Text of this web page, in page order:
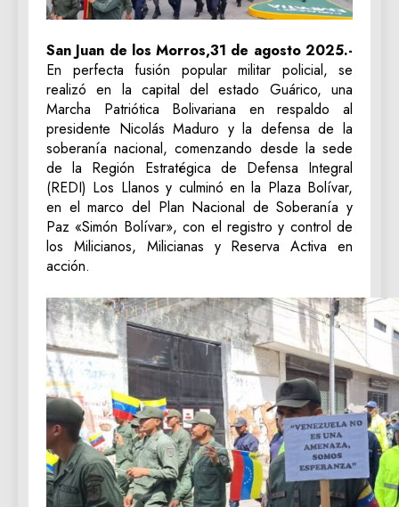
San Juan de los Morros,31 de agosto 2025.-
En perfecta fusión popular militar policial, se
realizó en la capital del estado Guárico, una
Marcha Patriótica Bolivariana en respaldo al
presidente Nicolás Maduro y la defensa de la
soberanía nacional, comenzando desde la sede
de la Región Estratégica de Defensa Integral
(REDI) Los Llanos y culminó en la Plaza Bolívar,
en el marco del Plan Nacional de Soberanía y
Paz «Simón Bolívar», con el registro y control de
los Milicianos, Milicianas y Reserva Activa en
acción.